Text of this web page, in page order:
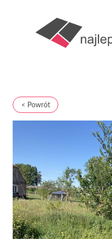
< Powrót